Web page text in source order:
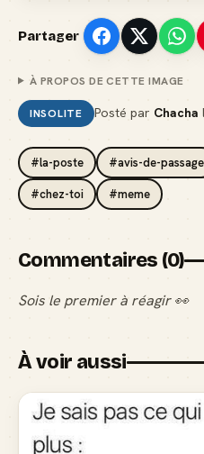
Partager
À PROPOS DE CETTE IMAGE
INSOLITE Posté par Chacha
#la-poste #avis-de-passage
#chez-toi #meme
Commentaires (0)
Sois le premier à réagir 👀
À voir aussi